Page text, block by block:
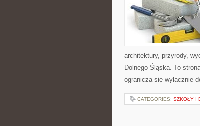
architektury, przyrody,
Dolnego Śląska. To
ogranicza się wyłącznie
CATEGORIES: SZKOŁY I